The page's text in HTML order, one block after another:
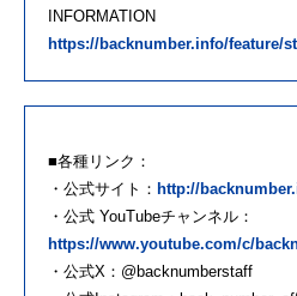
INFORMATION
https://backnumber.info/feature/
■各種リンク：
・公式サイト： http://
・公式 YouTubeチャンネル：
https://www.youtube.com/c/
・公式X：@backnumberstaff